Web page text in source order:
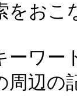
をお
ーワー
周辺の